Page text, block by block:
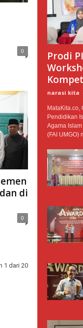
0
di
0
1 dari 20
Prodi
narasi kita
MataKita.co,
Pendidikan
Agama
(FAI UMGO)